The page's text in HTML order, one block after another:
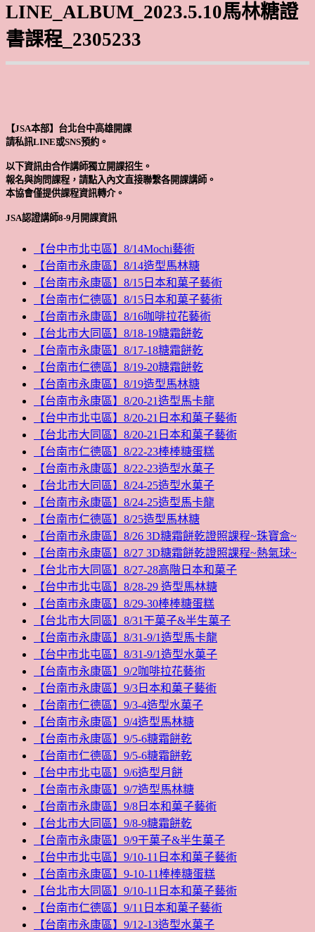
LINE_ALBUM_2023.5.10馬林糖證
書課程_2305233
【JSA本部】台北台中高雄開課
請私訊LINE或SNS預約。
以下資訊由合作講師獨立開課招生。
報名與詢問課程，請點入內文直接聯繫各開課講師。
本協會僅提供課程資訊轉介。
JSA認證講師8-9月開課資訊
【台中市北屯區】8/14Mochi藝術
【台南市永康區】8/14造型馬林糖
【台南市永康區】8/15日本和菓子藝術
【台南市仁德區】8/15日本和菓子藝術
【台南市永康區】8/16咖啡拉花藝術
【台北市大同區】8/18-19糖霜餅乾
【台南市永康區】8/17-18糖霜餅乾
【台南市仁德區】8/19-20糖霜餅乾
【台南市永康區】8/19造型馬林糖
【台南市永康區】8/20-21造型馬卡龍
【台中市北屯區】8/20-21日本和菓子藝術
【台北市大同區】8/20-21日本和菓子藝術
【台南市仁德區】8/22-23棒棒糖蛋糕
【台南市永康區】8/22-23造型水菓子
【台北市大同區】8/24-25造型水菓子
【台南市永康區】8/24-25造型馬卡龍
【台南市仁德區】8/25造型馬林糖
【台南市永康區】8/26 3D糖霜餅乾證照課程~珠寶盒~
【台南市永康區】8/27 3D糖霜餅乾證照課程~熱氣球~
【台北市大同區】8/27-28高階日本和菓子
【台中市北屯區】8/28-29 造型馬林糖
【台南市永康區】8/29-30棒棒糖蛋糕
【台北市大同區】8/31干菓子&半生菓子
【台南市永康區】8/31-9/1造型馬卡龍
【台中市北屯區】8/31-9/1造型水菓子
【台南市永康區】9/2咖啡拉花藝術
【台南市永康區】9/3日本和菓子藝術
【台南市仁德區】9/3-4造型水菓子
【台南市永康區】9/4造型馬林糖
【台南市永康區】9/5-6糖霜餅乾
【台南市仁德區】9/5-6糖霜餅乾
【台中市北屯區】9/6造型月餅
【台南市永康區】9/7造型馬林糖
【台南市永康區】9/8日本和菓子藝術
【台北市大同區】9/8-9糖霜餅乾
【台南市永康區】9/9干菓子&半生菓子
【台中市北屯區】9/10-11日本和菓子藝術
【台南市永康區】9-10-11棒棒糖蛋糕
【台北市大同區】9/10-11日本和菓子藝術
【台南市仁德區】9/11日本和菓子藝術
【台南市永康區】9/12-13造型水菓子